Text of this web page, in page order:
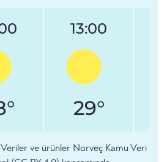
13:00
29°
ve ürünler Norveç Kamu Veri